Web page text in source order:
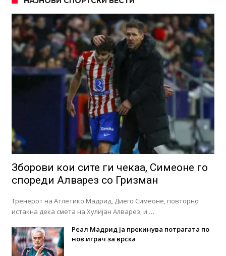
Зборови кои сите ги чекаа, Симеоне го
спореди Алварез со Гризман
Тренерот на Атлетико Мадрид, Диего Симеоне, повторно
истакна дека смета на Хулијан Алварез, и …
Реал Мадрид ја прекинува потрагата по
нов играч за врска